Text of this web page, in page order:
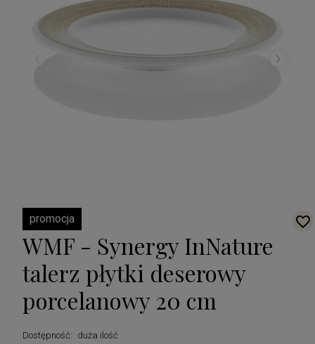
promocja
WMF - Synergy InNature
talerz płytki deserowy
porcelanowy 20 cm
Dostępność: duża ilość